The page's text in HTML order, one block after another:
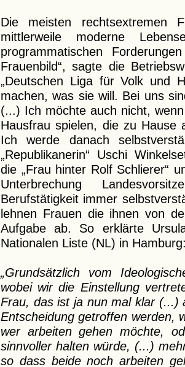
Die meisten
mittlerweile moderne
programmatischen
Frauenbild“, sagte die
„Deutschen Liga für Volk und
machen, was sie will. Bei uns
(...) Ich möchte auch nicht,
Hausfrau spielen, die zu
Ich werde danach
„Republikanerin“ Uschi
die „Frau hinter Rolf Schlierer“
Unterbrechung
Berufstätigkeit immer
lehnen Frauen die ihnen von
Aufgabe ab. So erklärte
Nationalen Liste (NL) in
„Grundsätzlich vom
wobei wir die Einstellung
Frau, das ist ja nun mal klar (...)
Entscheidung getroffen werden,
wer arbeiten gehen möchte,
sinnvoller halten würde, (...)
so dass beide noch arbeiten